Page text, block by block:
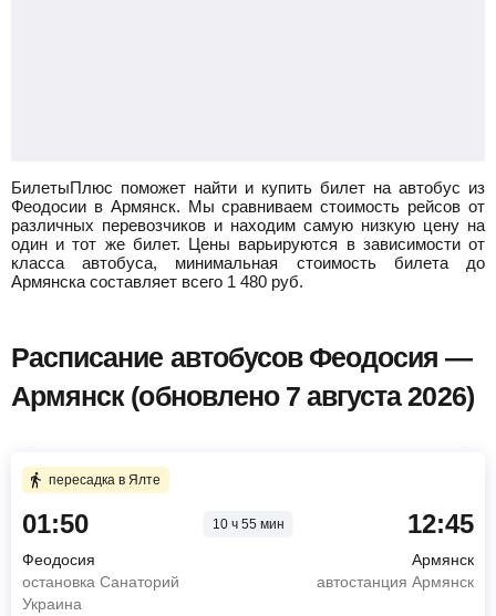
БилетыПлюс поможет найти и купить билет на автобус из
Феодосии в Армянск. Мы сравниваем стоимость рейсов от
различных перевозчиков и находим самую низкую цену на
один и тот же билет. Цены варьируются в зависимости от
класса автобуса, минимальная стоимость билета до
Армянска составляет всего 1 480 руб.
Расписание автобусов Феодосия —
Армянск (обновлено 7 августа 2026)
пересадка в Ялте
01:50 10 ч 55 мин
Феодосия
остановка Санаторий
Украина
12:45
Армянск
автостанция Армянск